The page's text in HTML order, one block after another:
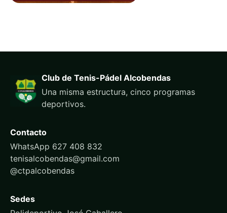
Club de Tenis-Pádel Alcobendas
Una misma estructura, cinco programas
deportivos.
Contacto
WhatsApp 627 408 832
tenisalcobendas@gmail.com
@ctpalcobendas
Sedes